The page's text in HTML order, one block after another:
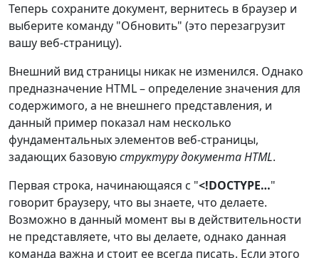
Теперь сохраните документ, вернитесь в браузер и
выберите команду "Обновить" (это перезагрузит
вашу веб-страницу).
Внешний вид страницы никак не изменился. Однако
предназначение HTML – определение значения для
содержимого, а не внешнего представления, и
данный пример показал нам несколько
фундаментальных элементов веб-страницы,
задающих базовуюструктуру документа HTML.
Первая строка, начинающаяся с "<!DOCTYPE…"
говорит браузеру, что вы знаете, что делаете.
Возможно в данный момент вы в действительности
не представляете, что вы делаете, однако данная
команда важна и стоит ее всегда писать. Если этого